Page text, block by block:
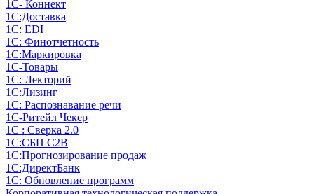
1С- Коннект
1С:Доставка
1С: EDI
1С: Финотчетность
1С:Маркировка
1С-Товары
1С: Лекторий
1С:Лизинг
1С: Распознавание речи
1C-Ритейл Чекер
1С : Сверка 2.0
1С:СБП C2B
1С:Прогнозирование продаж
1С:ДиректБанк
1С: Обновление программ